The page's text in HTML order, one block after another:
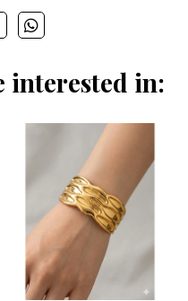
interested in: